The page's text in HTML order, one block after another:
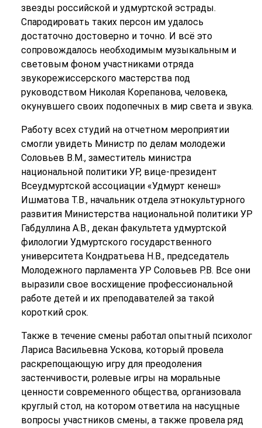
звезды российской и удмуртской эстрады.
Спародировать таких персон им удалось
достаточно достоверно и точно. И всё это
сопровождалось необходимым музыкальным и
световым фоном участниками отряда
звукорежиссерского мастерства под
руководством Николая Корепанова, человека,
окунувшего своих подопечных в мир света и звука.
Работу всех студий на отчетном мероприятии
смогли увидеть Министр по делам молодежи
Соловьев В.М., заместитель министра
национальной политики УР, вице-президент
Всеудмуртской ассоциации «Удмурт кенеш»
Ишматова Т.В., начальник отдела этнокультурного
развития Министерства национальной политики УР
Габдуллина А.В., декан факультета удмуртской
филологии Удмуртского государственного
университета Кондратьева Н.В., председатель
Молодежного парламента УР Соловьев Р.В. Все они
выразили свое восхищение профессиональной
работе детей и их преподавателей за такой
короткий срок.
Также в течение смены работал опытный психолог
Лариса Васильевна Ускова, который провела
раскрепощающую игру для преодоления
застенчивости, ролевые игры на моральные
ценности современного общества, организовала
круглый стол, на котором ответила на насущные
вопросы участников смены, а также провела ряд